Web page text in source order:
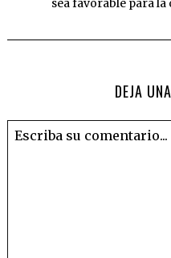
sea favorable para
DEJA